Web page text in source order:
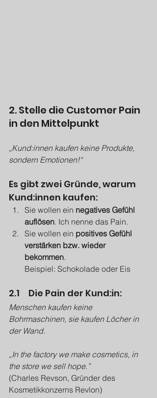
2. Stelle die Customer Pain
in den Mittelpunkt
„Kund:innen kaufen keine Produkte,
sondern Emotionen!“
Es gibt zwei Gründe, warum
Kund:innen kaufen:
Sie wollen ein negatives Gefühl
auflösen. Ich nenne das Pain.
Sie wollen ein positives Gefühl
verstärken bzw. wieder
bekommen.
Beispiel: Schokolade oder Eis
2.1 	Die Pain der Kund:in:
Menschen kaufen keine
Bohrmaschinen, sie kaufen Löcher in
der Wand.
„In the factory we make cosmetics, in
the store we sell hope.”
(Charles Revson, Gründer des
Kosmetikkonzerns Revlon)